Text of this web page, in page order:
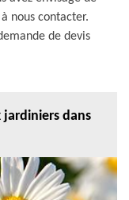
nous contacter.
de devis
jardiniers dans